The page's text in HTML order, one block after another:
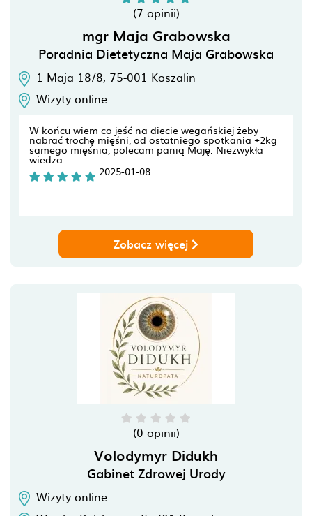
(7 opinii)
mgr Maja Grabowska
Poradnia Dietetyczna Maja Grabowska
1 Maja 18/8, 75-001 Koszalin
Wizyty online
W końcu wiem co jeść na diecie wegańskiej żeby
nabrać trochę mięśni, od ostatniego spotkania +2kg
samego mięśnia, polecam panią Maję. Niezwykła
wiedza ...
2025-01-08
Zobacz więcej
(0 opinii)
Volodymyr Didukh
Gabinet Zdrowej Urody
Wizyty online